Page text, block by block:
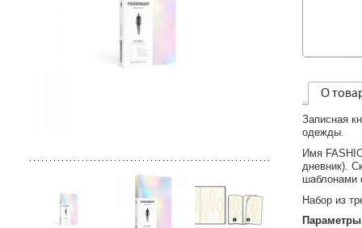
О
Записная
одежды.
Имя
дневник).
шаблонами
Набор из